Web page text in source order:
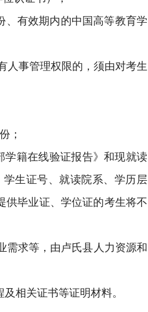
、有效期内的中国高等教育学
人事管理权限的，须由对考生
份；
学籍在线验证报告》和现就读
生证号、就读院系、学历层
供毕业证、学位证的考生将不
需求等，由卢氏县人力资源和
相关证书等证明材料。